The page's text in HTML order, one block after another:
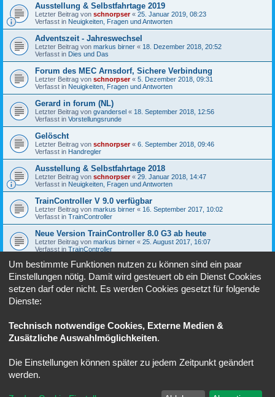
Ausstellung & Selbstfahrtage 2019
Letzter Beitrag von schnorpser« 25. Januar 2019, 08:23
Verfasst in Neuigkeiten, Fragen und Antworten
Adventszeit - Jahreswechsel
Letzter Beitrag von markus birner « 18. Dezember 2018, 20:52
Verfasst in Dies und Das
Forum des MEC Arnsdorf, Sichere Verbindung
Letzter Beitrag von schnorpser« 5. Dezember 2018, 09:31
Verfasst in Neuigkeiten, Fragen und Antworten
Gerard in forum (NL)
Letzter Beitrag von gvandersel « 18. September 2018, 12:56
Verfasst in Vorstellungsrunde
Gelöscht
Letzter Beitrag von schnorpser« 6. September 2018, 09:46
Verfasst in Handregler
Ausstellung & Selbstfahrtage 2018
Letzter Beitrag von schnorpser« 29. Januar 2018, 14:47
Verfasst in Neuigkeiten, Fragen und Antworten
TrainController V 9.0 verfügbar
Letzter Beitrag von markus birner « 16. September 2017, 10:02
Verfasst in TrainController
Neue Version TrainController 8.0 G3 ab heute
Letzter Beitrag von markus birner « 25. August 2017, 16:07
Verfasst in TrainController
Software-Update für Lok- und Sound-Decoder
Letzter Beitrag vonmarkus birner«27. Februar 2017, 20:30
Verfasst in Fahren unter SX
1 4 Nächste
Foren-Übersicht Alle Zeiten sindUTC+02:00
® Forum Software © phpBB Limited
Um bestimmte Funktionen nutzen zu können sind ein paar
Einstellungen nötig. Damit wird gesteuert ob ein Dienst Cookies
setzen darf oder nicht. Es werden Cookies gesetzt für folgende
Dienste:
Technisch notwendige Cookies, Externe Medien &
Zusätzliche Auswahlmöglichkeiten.
Die Einstellungen können später zu jedem Zeitpunkt geändert
werden.